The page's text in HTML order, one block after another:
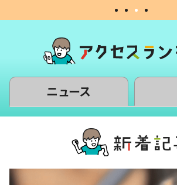
ニュース